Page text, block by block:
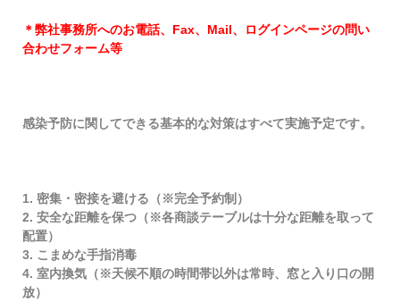
＊弊社事務所へのお電話、Fax、Mail、ログインページの問い
合わせフォーム等
感染予防に関してできる基本的な対策はすべて実施予定です。
1. 密集・密接を避ける（※完全予約制）
2. 安全な距離を保つ（※各商談テーブルは十分な距離を取って
配置）
3. こまめな手指消毒
4. 室内換気（※天候不順の時間帯以外は常時、窓と入り口の開
放）